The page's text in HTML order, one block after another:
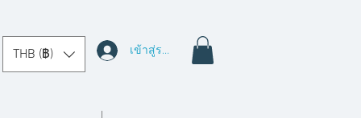
THB (฿) เข้าสู่ระบบ